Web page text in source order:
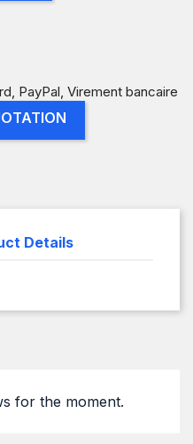
Details
for the moment.